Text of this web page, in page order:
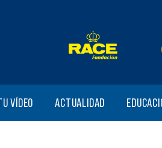
vídeo Actualidad